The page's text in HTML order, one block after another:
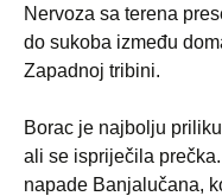
Nervoza sa terena
do sukoba između
Zapadnoj tribini.
Borac je najbolju
ali se ispriječila
napade Banjalučana,